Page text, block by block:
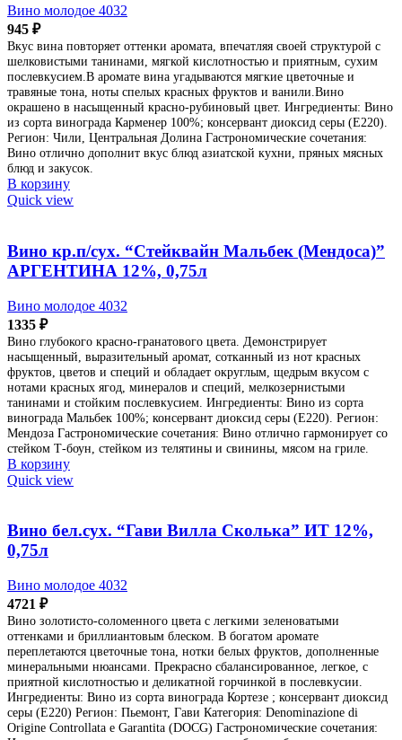
Вино молодое 4032
945 ₽
Вкус вина повторяет оттенки аромата, впечатляя своей структурой с
шелковистыми танинами, мягкой кислотностью и приятным, сухим
послевкусием.В аромате вина угадываются мягкие цветочные и
травяные тона, ноты спелых красных фруктов и ванили.Вино
окрашено в насыщенный красно-рубиновый цвет. Ингредиенты: Вино
из сорта винограда Карменер 100%; консервант диоксид серы (Е220).
Регион: Чили, Центральная Долина Гастрономические сочетания:
Вино отлично дополнит вкус блюд азиатской кухни, пряных мясных
блюд и закусок.
В корзину
Quick view
Вино кр.п/сух. “Стейквайн Мальбек (Мендоса)”
АРГЕНТИНА 12%, 0,75л
Вино молодое 4032
1335 ₽
Вино глубокого красно-гранатового цвета. Демонстрирует
насыщенный, выразительный аромат, сотканный из нот красных
фруктов, цветов и специй и обладает округлым, щедрым вкусом с
нотами красных ягод, минералов и специй, мелкозернистыми
танинами и стойким послевкусием. Ингредиенты: Вино из сорта
винограда Мальбек 100%; консервант диоксид серы (Е220). Регион:
Мендоза Гастрономические сочетания: Вино отлично гармонирует со
стейком Т-боун, стейком из телятины и свинины, мясом на гриле.
В корзину
Quick view
Вино бел.сух. “Гави Вилла Сколька” ИТ 12%,
0,75л
Вино молодое 4032
4721 ₽
Вино золотисто-соломенного цвета с легкими зеленоватыми
оттенками и бриллиантовым блеском. В богатом аромате
переплетаются цветочные тона, нотки белых фруктов, дополненные
минеральными нюансами. Прекрасно сбалансированное, легкое, с
приятной кислотностью и деликатной горчинкой в послевкусии.
Ингредиенты: Вино из сорта винограда Кортезе ; консервант диоксид
серы (Е220) Регион: Пьемонт, Гави Категория: Denominazione di
Origine Controllata e Garantita (DOCG) Гастрономические сочетания: